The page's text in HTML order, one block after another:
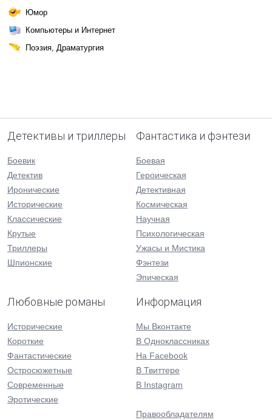
Юмор
Компьютеры и Интернет
Поэзия, Драматургия
Детективы и триллеры
Боевик
Детектив
Иронические
Исторические
Классические
Крутые
Триллеры
Шпионские
Фантастика и фэнтези
Боевая
Героическая
Детективная
Космическая
Научная
Психологическая
Ужасы и Мистика
Фэнтези
Эпическая
Любовные романы
Исторические
Короткие
Фантастические
Остросюжетные
Современные
Эротические
Информация
Мы Вконтакте
В Одноклассниках
На Facebook
В Твиттере
В Instagram
Правообладателям